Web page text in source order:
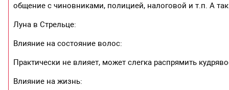
общение с чиновниками, полицией, налоговой и т.п. А
Луна в Стрельце:
Влияние на состояние волос:
Практически не влияет, может слегка распрямить
Влияние на жизнь: